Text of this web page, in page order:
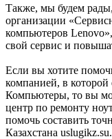
Также, мы будем
организации
компьютеров
свой сервис и
Если вы хотите
компанией, в которой
Компьютеры, то вы
центр по ремонту
помочь составить
Казахстана uslugikz.su.